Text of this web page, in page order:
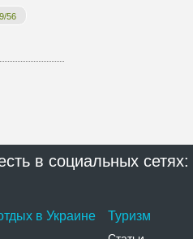
56
в социальных сетях:
в Украине Туризм